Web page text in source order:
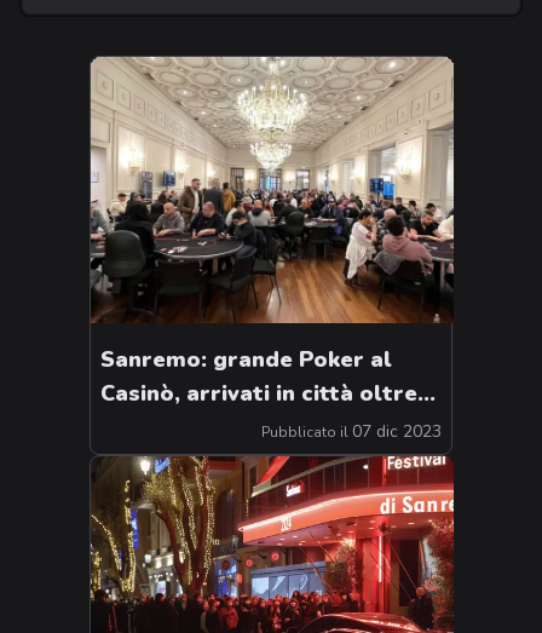
Sanremo: grande Poker al
Casinò, arrivati in città oltre
3.000 giocatori per più di
10mila presenze
Pubblicato il 07 dic 2023